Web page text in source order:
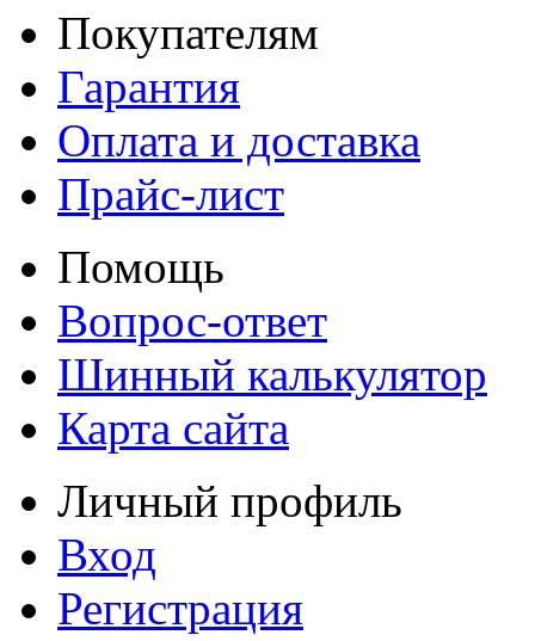
Покупателям
Гарантия
Оплата и доставка
Прайс-лист
Помощь
Вопрос-ответ
Шинный калькулятор
Карта сайта
Личный профиль
Вход
Регистрация